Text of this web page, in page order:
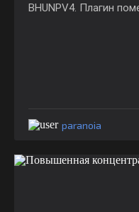
BHUNPV4. Плагин
paranoia